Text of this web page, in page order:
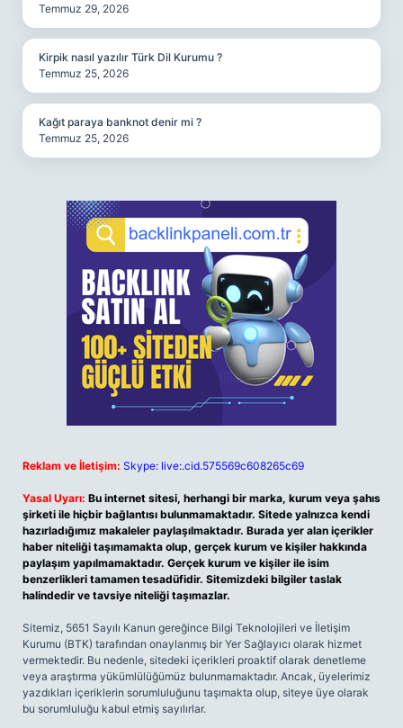
Temmuz 29, 2026
Kirpik nasıl yazılır Türk Dil Kurumu ?
Temmuz 25, 2026
Kağıt paraya banknot denir mi ?
Temmuz 25, 2026
Reklam ve İletişim: Skype: live:.cid.575569c608265c69
Yasal Uyarı: Bu internet sitesi, herhangi bir marka, kurum veya şahıs
şirketi ile hiçbir bağlantısı bulunmamaktadır. Sitede yalnızca kendi
hazırladığımız makaleler paylaşılmaktadır. Burada yer alan içerikler
haber niteliği taşımamakta olup, gerçek kurum ve kişiler hakkında
paylaşım yapılmamaktadır. Gerçek kurum ve kişiler ile isim
benzerlikleri tamamen tesadüfidir. Sitemizdeki bilgiler taslak
halindedir ve tavsiye niteliği taşımazlar.
Sitemiz, 5651 Sayılı Kanun gereğince Bilgi Teknolojileri ve İletişim
Kurumu (BTK) tarafından onaylanmış bir Yer Sağlayıcı olarak hizmet
vermektedir. Bu nedenle, sitedeki içerikleri proaktif olarak denetleme
veya araştırma yükümlülüğümüz bulunmamaktadır. Ancak, üyelerimiz
yazdıkları içeriklerin sorumluluğunu taşımakta olup, siteye üye olarak
bu sorumluluğu kabul etmiş sayılırlar.